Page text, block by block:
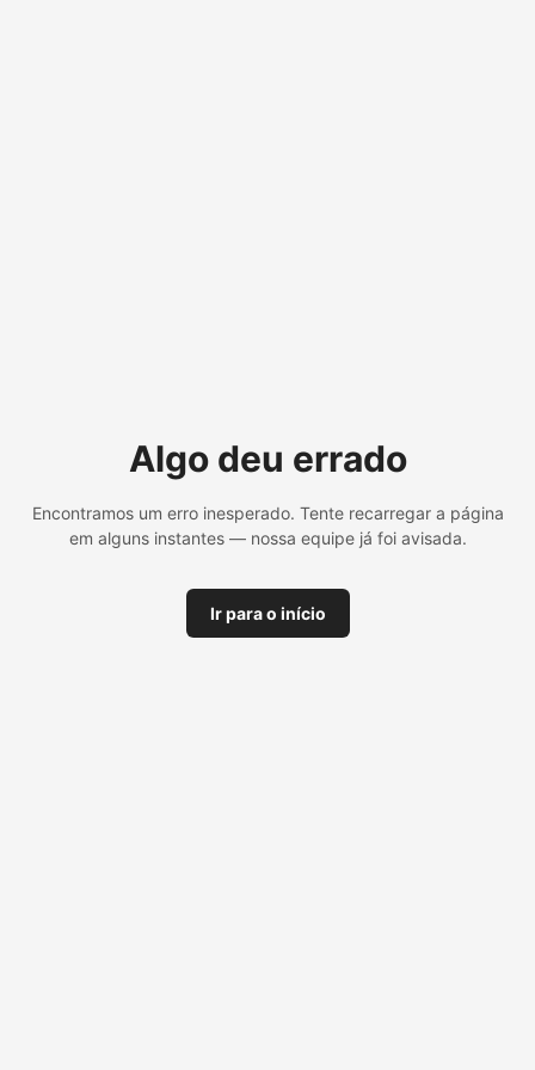
Algo deu errado
Encontramos um erro inesperado. Tente recarregar a página
em alguns instantes — nossa equipe já foi avisada.
Ir para o início